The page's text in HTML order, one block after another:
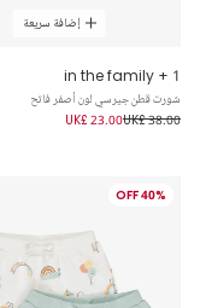
إضافة سريعة
1 + in the family
شورت قطن جيرسي لون أصفر فاتح
UK£ 38.00
UK£ 23.00
40% OFF